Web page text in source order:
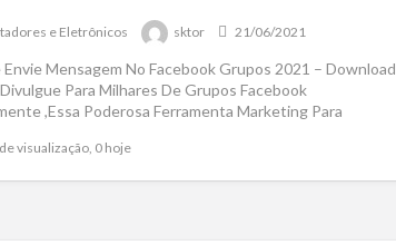
e Eletrônicos sktor 21/06/2021
Mensagem No Facebook Grupos 2021 – Download
Para Milhares De Grupos Facebook
,Essa Poderosa Ferramenta Marketing Para
visualização, 0 hoje